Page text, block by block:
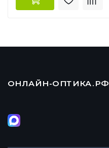
ОНЛАЙН-ОПТИКА.РФ